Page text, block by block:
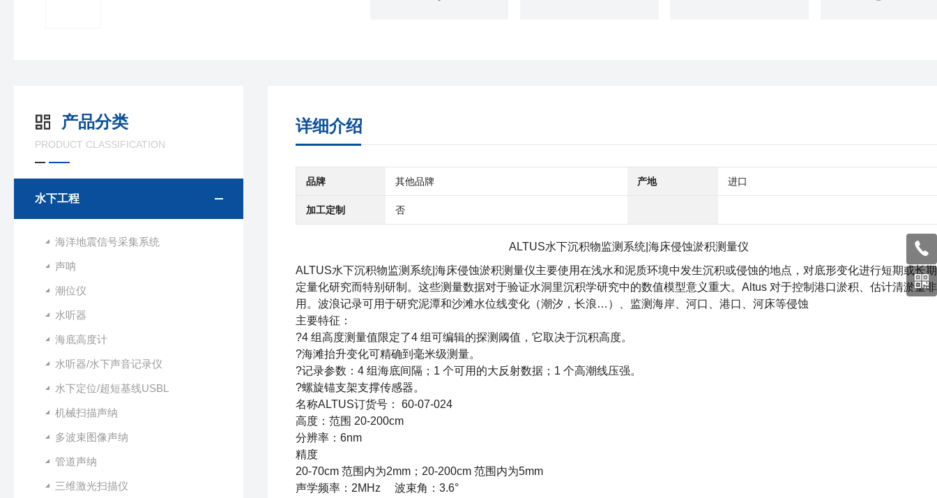
产品分类
PRODUCT CLASSIFICATION
水下工程
海洋地震信号采集系统
声呐
潮位仪
水听器
海底高度计
水听器/水下声音记录仪
水下定位/超短基线USBL
机械扫描声纳
多波束图像声纳
管道声纳
三维激光扫描仪
详细介绍
品牌 其他品牌 产地 进口
加工定制 否
ALTUS水下沉积物监测系统 |海床侵蚀淤积测量仪
ALTUS水下沉积物监测系统 |海床侵蚀淤积测量仪主要使用在浅水和泥质环境中发生沉积或侵蚀的地点，对底形变化进行短期或长
定量化研究而特别研制。这些测量数据对于验证水洞里沉积学研究中的数值模型意义重大。Altus 对于控制港口淤积、估计清淤量
用。波浪记录可用于研究泥潭和沙滩水位线变化（潮汐，长浪…）、监测海岸、河口、港口、河床等侵蚀
主要特征：
?4 组高度测量值限定了4 组可编辑的探测阈值，它取决于沉积高度。
?海滩抬升变化可精确到毫米级测量。
?记录参数：4 组海底间隔；1 个可用的大反射数据；1 个高潮线压强。
?螺旋锚支架支撑传感器。
名称ALTUS订货号： 60-07-024
高度：范围 20-200cm
分辨率：6nm
精度
20-70cm 范围内为2mm；20-200cm 范围内为5mm
声学频率：2MHz 波束角：3.6°